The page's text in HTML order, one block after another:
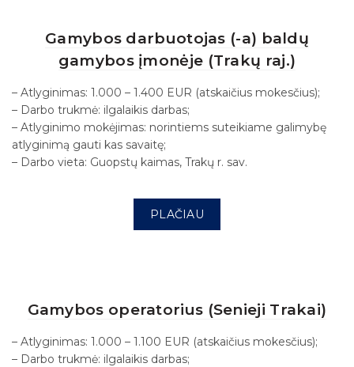
Gamybos darbuotojas (-a) baldų
gamybos įmonėje (Trakų raj.)
– Atlyginimas: 1.000 – 1.400 EUR (atskaičius mokesčius);
– Darbo trukmė: ilgalaikis darbas;
– Atlyginimo mokėjimas: norintiems suteikiame galimybę
atlyginimą gauti kas savaitę;
– Darbo vieta: Guopstų kaimas, Trakų r. sav.
PLAČIAU
Gamybos operatorius (Senieji Trakai)
– Atlyginimas: 1.000 – 1.100 EUR (atskaičius mokesčius);
– Darbo trukmė: ilgalaikis darbas;